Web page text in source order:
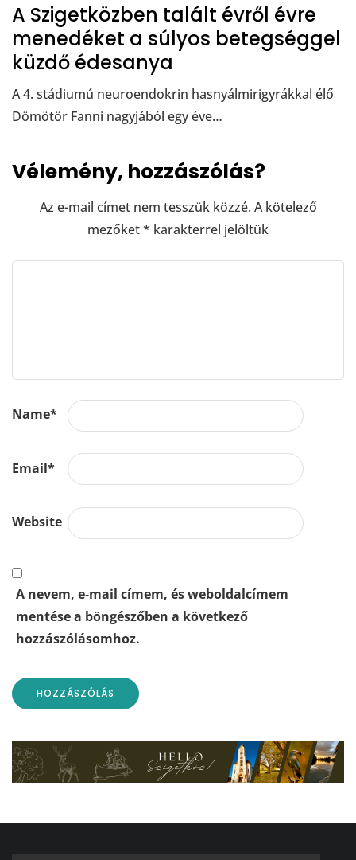
A Szigetközben talált évről évre
menedéket a súlyos betegséggel
küzdő édesanya
A 4. stádiumú neuroendokrin hasnyálmirigyrákkal élő
Dömötör Fanni nagyjából egy éve…
Vélemény, hozzászólás?
Az e-mail címet nem tesszük közzé. A kötelező
mezőket* karakterrel jelöltük
Name*
Email*
Website
A nevem, e-mail címem, és weboldalcímem
mentése a böngészőben a következő
hozzászólásomhoz.